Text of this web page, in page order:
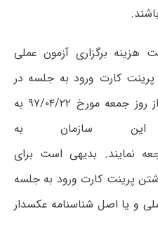
هزینه برگزاری آزمون عملی
پرینت کارت ورود به جلسه در
آزمون مرحله دوم رشته مذکور از روز جمعه مورخ ۹۷/۰۴/۲۲ به
این سازمان به
نمایند. بدیهی است برای
پرینت کارت ورود به جلسه
و یا اصل شناسنامه عکسدار